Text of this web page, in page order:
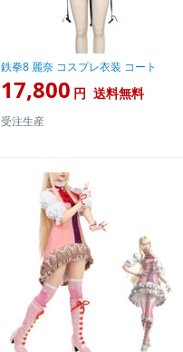
鉄拳8 麗奈 コスプレ衣装 コート
17,800 円 送料無料
受注生産